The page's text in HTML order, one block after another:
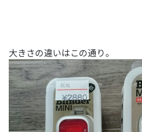
大きさの違いはこの通り。